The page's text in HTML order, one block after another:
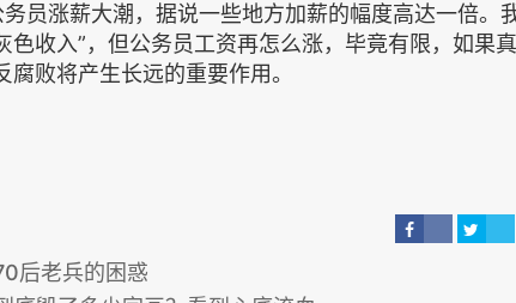
员涨薪大潮，据说一些地方加薪的幅度高达一倍。
色收入”，但公务员工资再怎么涨，毕竟有限，如果
腐败将产生长远的重要作用。
后老兵的困惑